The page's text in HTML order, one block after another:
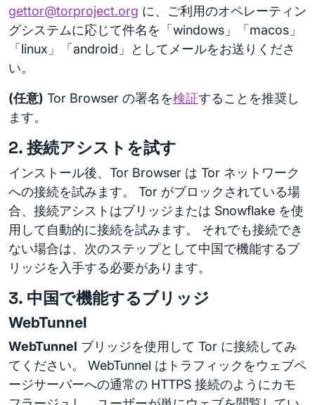
gettor@torproject.org に、ご利用のオペレーティン
グシステムに応じて件名を「windows」「macos」
「linux」「android」としてメールをお送りくださ
い。
(任意) Tor Browser の署名を検証することを推奨し
ます。
2. 接続アシストを試す
インストール後、Tor Browser は Tor ネットワーク
への接続を試みます。 Tor がブロックされている場
合、接続アシストはブリッジまたは Snowflake を使
用して自動的に接続を試みます。 それでも接続でき
ない場合は、次のステップとして中国で機能するブ
リッジを入手する必要があります。
3. 中国で機能するブリッジ
WebTunnel
WebTunnel ブリッジを使用して Tor に接続してみ
てください。 WebTunnel はトラフィックをウェブペ
ージサーバーへの通常の HTTPS 接続のようにカモ